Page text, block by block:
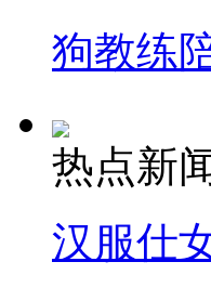
狗教练
热点新
汉服仕